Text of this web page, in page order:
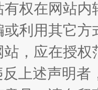
题 养老服
权在网站
利用其它
，应在授
反上述声明